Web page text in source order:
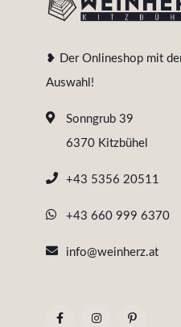
❥ Der Onlineshop mit
Auswahl!
Sonngrub 39
6370 Kitzbühel
+43 5356 20511
+43 660 999 6370
info@weinherz.at